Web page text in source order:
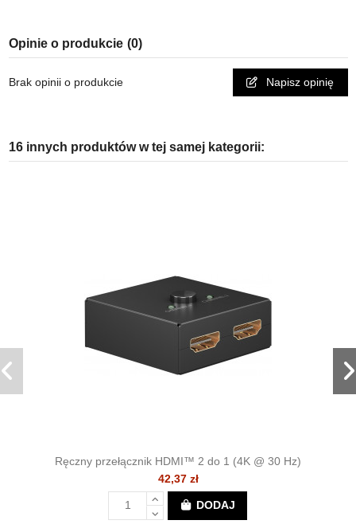
Opinie o produkcie (0)
Brak opinii o produkcie Napisz opinię
16 innych produktów w tej samej kategorii:
Ręczny przełącznik HDMI™ 2 do 1 (4K @ 30 Hz)
42,37 zł
DODAJ